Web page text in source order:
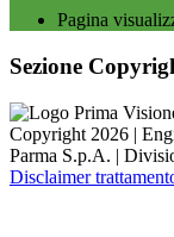
Pagina
Sezione
Copyright 2026 |
Parma S.p.A. |
Disclaimer